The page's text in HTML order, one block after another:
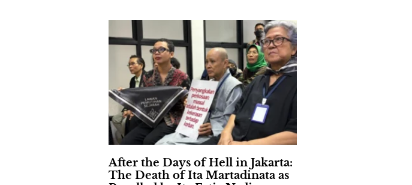
After the Days of Hell in Jakarta:
The Death of Ita Martadinata as